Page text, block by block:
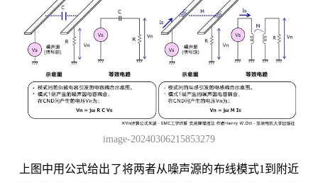
image-20240306215853279
上图中用公式给出了将两者从噪声源的布线模式1到附近